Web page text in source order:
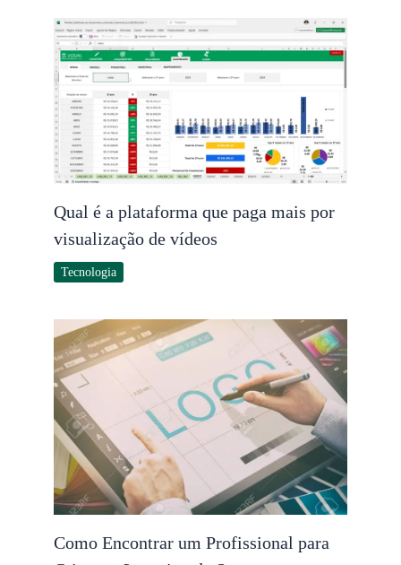
Qual é a plataforma que paga mais por
visualização de vídeos
Tecnologia
Como Encontrar um Profissional para